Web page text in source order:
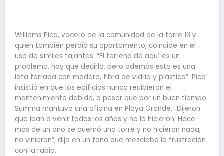
Williams Pico, vocero de la comunidad de la torre 13 y
quien también perdió su apartamento, coincide en el
uso de símiles tajantes: “El terreno de aquí es un
problema, hay que decirlo, pero además esto es una
lata forrada con madera, fibra de vidrio y plástico”. Pico
insistió en que los edificios nunca recibieron el
mantenimiento debido, a pesar que por un buen tiempo
Summa mantuvo una oficina en Playa Grande. “Dijeron
que iban a venir todos los años y no lo hicieron. Hace
más de un año se quemó una torre y no hicieron nada,
no vinieron”, dijo en un tono que mezclaba la frustración
con la rabia.